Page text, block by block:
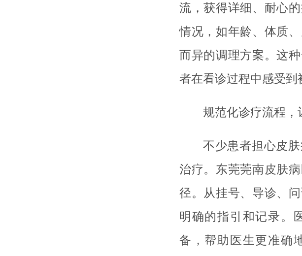
流，获得详细、耐心
情况，如年龄、体质
而异的调理方案。这
者在看诊过程中感受到
规范化诊疗流程，
不少患者担心皮
治疗。东莞莞南皮肤
径。从挂号、导诊、
明确的指引和记录。
备，帮助医生更准确